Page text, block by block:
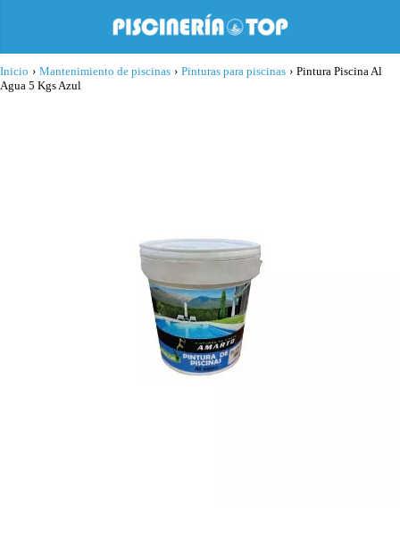
Inicio › Mantenimiento de piscinas › Pinturas para piscinas › Pintura Piscina Al
Agua 5 Kgs Azul